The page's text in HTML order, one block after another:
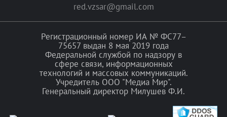
red.vzsar@gmail.com
Регистрационный номер ИА № ФС77–
75657 выдан 8 мая 2019 года
Федеральной службой по надзору в
сфере связи, информационных
технологий и массовых коммуникаций.
Учредитель ООО "Медиа Мир".
Генеральный директор Милушев Ф.И.